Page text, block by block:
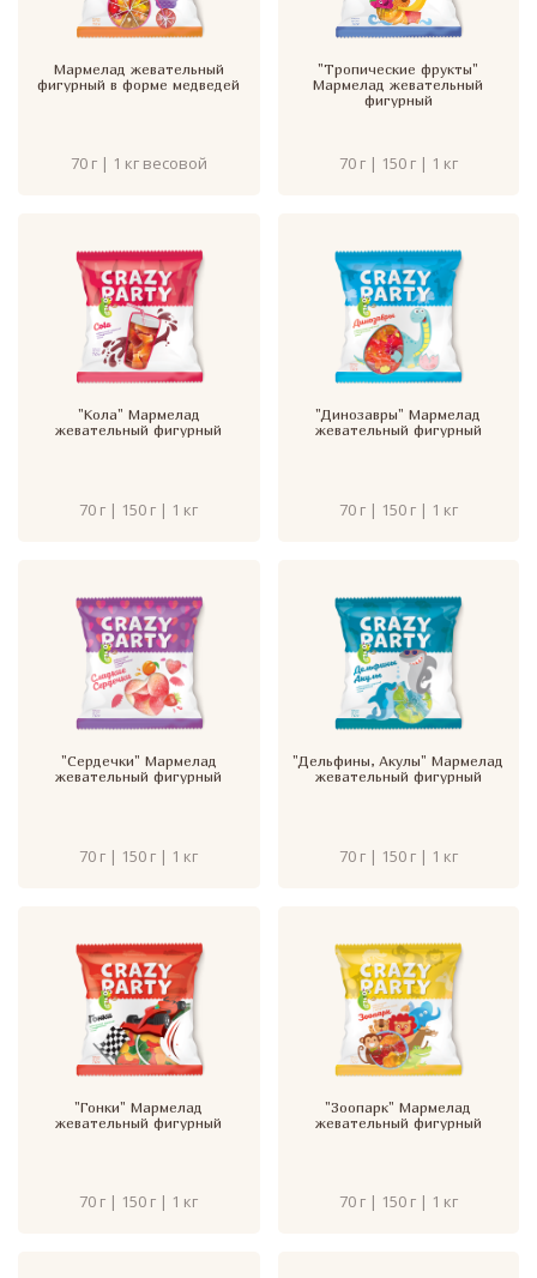
Мармелад жевательный
фигурный в форме медведей
70 г | 1 кг весовой
"Тропические фрукты"
Мармелад жевательный
фигурный
70 г | 150 г | 1 кг
"Кола" Мармелад
жевательный фигурный
70 г | 150 г | 1 кг
"Динозавры" Мармелад
жевательный фигурный
70 г | 150 г | 1 кг
"Сердечки" Мармелад
жевательный фигурный
70 г | 150 г | 1 кг
"Дельфины, Акулы" Мармелад
жевательный фигурный
70 г | 150 г | 1 кг
"Гонки" Мармелад
жевательный фигурный
70 г | 150 г | 1 кг
"Зоопарк" Мармелад
жевательный фигурный
70 г | 150 г | 1 кг